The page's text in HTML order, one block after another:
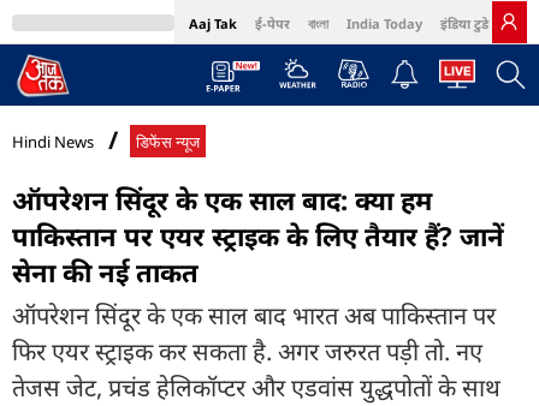
Aaj Tak ई-पेपर বাংলা India Today इंडिया टुडे हिंदी
MumbaiTak Cosmopolitan Harper's Bazaar Northeast
Hindi News डिफेंस न्यूज
ऑपरेशन सिंदूर के एक साल बाद: क्या हम
पाकिस्तान पर एयर स्ट्राइक के लिए तैयार हैं? जानें
सेना की नई ताकत
ऑपरेशन सिंदूर के एक साल बाद भारत अब पाकिस्तान पर
फिर एयर स्ट्राइक कर सकता है. अगर जरुरत पड़ी तो. नए
तेजस जेट, प्रचंड हेलिकॉप्टर और एडवांस युद्धपोतों के साथ